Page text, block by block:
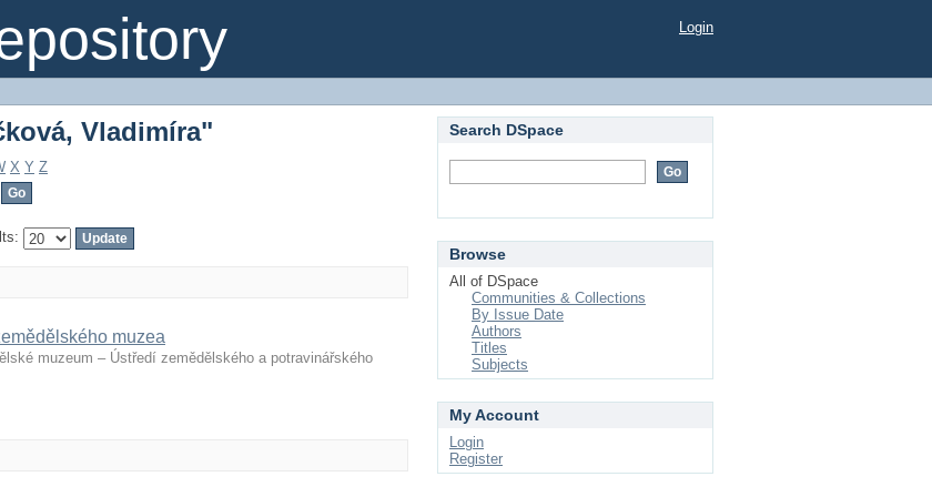
Vladimíra" Login
Vladimíra"
X Y Z
muzea
muzeum – Ústředí zemědělského a potravinářského
Search DSpace
Browse
All of DSpace
Communities & Collections
By Issue Date
Authors
Titles
Subjects
My Account
Login
Register